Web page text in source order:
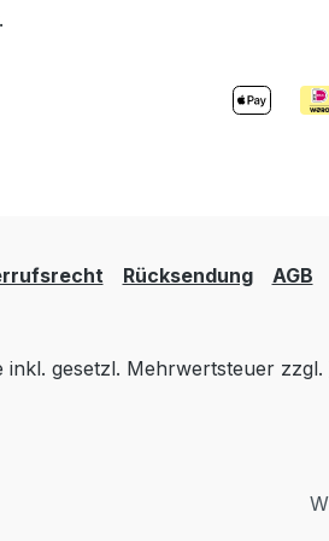
.
Rücksendung AGB
inkl. gesetzl. Mehrwertsteuer zzgl.